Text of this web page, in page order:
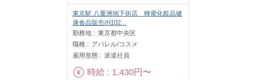
東京駅 八重洲地下街店 蜂蜜化粧品健
康食品販売/H102...
勤務地
東京都中央区
職種
アパレル/コスメ
雇用形態
派遣社員
時給 1,430円〜